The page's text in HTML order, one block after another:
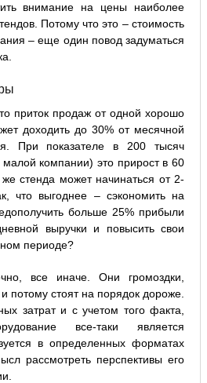
внимание на цены наиболее
Потому что это – стоимость
– еще один повод задуматься
приток продаж от одной хорошо
доходить до 30% от месячной
При показателе в 200 тысяч
компании) это прирост в 60
стенда может начинаться от 2-
что выгоднее – сэкономить на
больше 25% прибыли
выручки и повысить свои
периоде?
все иначе. Они громоздки,
потому стоят на порядок дороже.
затрат и с учетом того факта,
все-таки является
в определенных форматах
рассмотреть перспективы его